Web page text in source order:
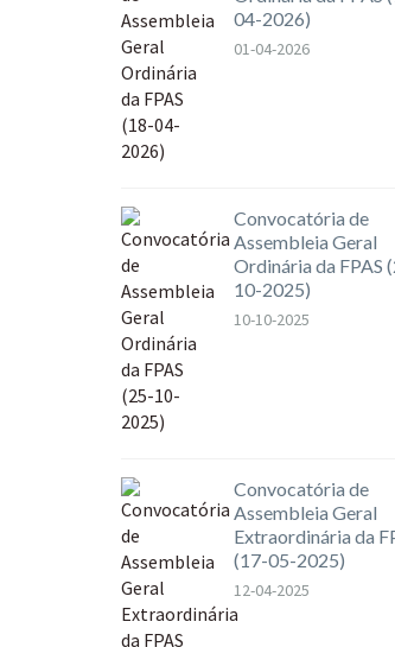
04-2026)
01-04-2026
Convocatória de
Assembleia Geral
Ordinária da FPAS
10-2025)
10-10-2025
Convocatória de
Assembleia Geral
Extraordinária da
(17-05-2025)
12-04-2025